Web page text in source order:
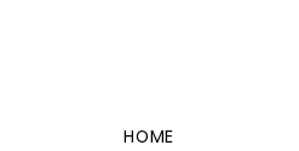
HOME